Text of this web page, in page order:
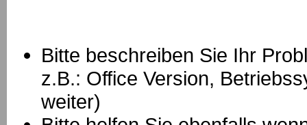
Bitte beschreiben Sie Ihr
z.B.: Office Version,
weiter)